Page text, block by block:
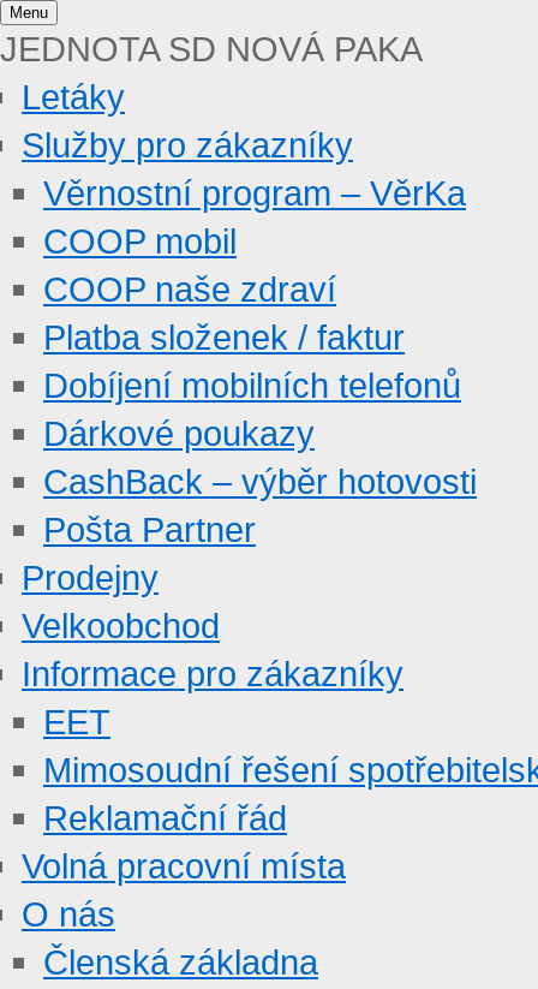
Menu
JEDNOTA SD NOVÁ PAKA
Letáky
Služby pro zákazníky
Věrnostní program – VěrKa
COOP mobil
COOP naše zdraví
Platba složenek / faktur
Dobíjení mobilních telefonů
Dárkové poukazy
CashBack – výběr hotovosti
Pošta Partner
Prodejny
Velkoobchod
Informace pro zákazníky
EET
Mimosoudní řešení
Reklamační řád
Volná pracovní místa
O nás
Členská základna